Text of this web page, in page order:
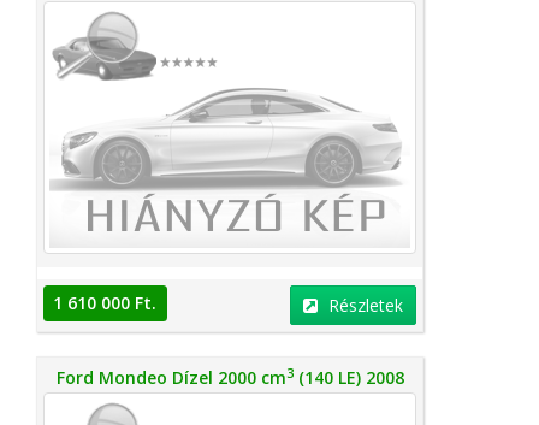
1 610 000 Ft. Részletek
Ford Mondeo Dízel 2000 cm3(140 LE) 2008